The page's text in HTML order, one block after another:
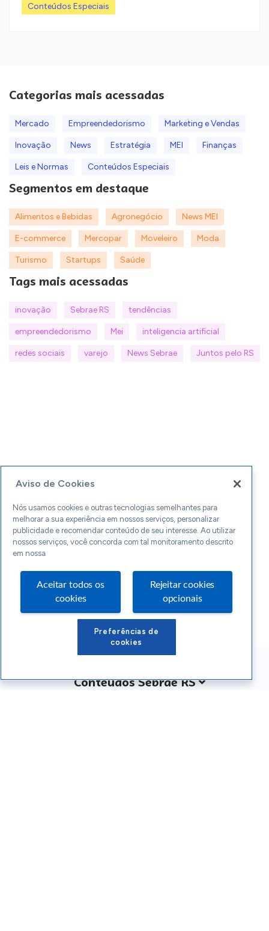
Conteúdos Especiais
Categorias mais acessadas
Mercado Empreendedorismo Marketing e Vendas
Inovação News Estratégia MEI Finanças
Leis e Normas Conteúdos Especiais
Segmentos em destaque
Alimentos e Bebidas Agronegócio News MEI
E-commerce Mercopar Moveleiro Moda
Turismo Startups Saúde
Tags mais acessadas
inovação Sebrae RS tendências
empreendedorismo Mei inteligencia artificial
redes sociais varejo News Sebrae Juntos pelo RS
Conteúdos Sebrae RS
Aviso de Cookies
Nós usamos cookies e outras tecnologias semelhantes para
melhorar a sua experiência em nossos serviços, personalizar
publicidade e recomendar conteúdo de seu interesse. Ao utilizar
nossos serviços, você concorda com tal monitoramento descrito
em nossa
Aceitar todos os
cookies
Rejeitar cookies
opcionais
Preferências de
cookies